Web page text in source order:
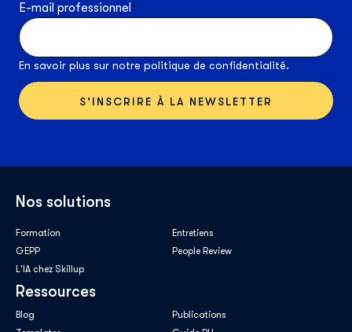
E-mail professionnel *
En savoir plus sur notre politique de confidentialité.
Nos solutions
Formation
Entretiens
GEPP
People Review
L'IA chez Skillup
Ressources
Blog
Publications